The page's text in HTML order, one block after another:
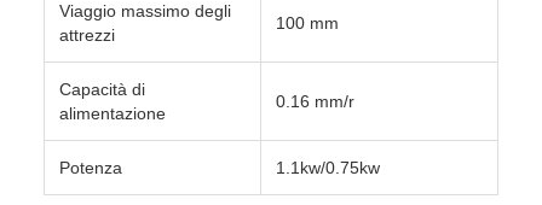
Viaggio massimo degli
attrezzi
100 mm
Capacità di
alimentazione
0.16 mm/r
Potenza 1.1kw/0.75kw